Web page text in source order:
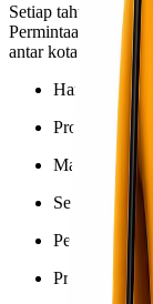
Setiap tahun,
Permintaan
antar kota, hingga
Hampers dan
Produk
Makanan &
Sembako
Perlengkapan
Produk